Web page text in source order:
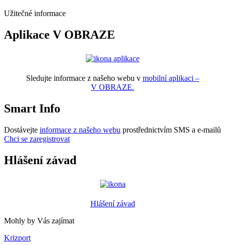
Užitečné informace
Aplikace V OBRAZE
Sledujte informace z našeho webu v mobilní aplikaci –
V OBRAZE.
Smart Info
Dostávejte informace z našeho webu prostřednictvím SMS a e-mailů
Chci se zaregistrovat
Hlášení závad
Hlášení závad
Mohly by Vás zajímat
Krizport